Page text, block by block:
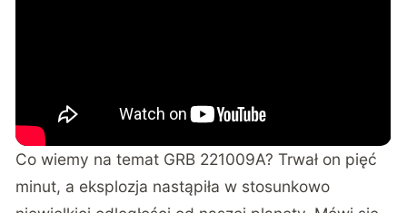
Co wiemy na temat GRB 221009A? Trwał on pięć
minut, a eksplozja nastąpiła w stosunkowo